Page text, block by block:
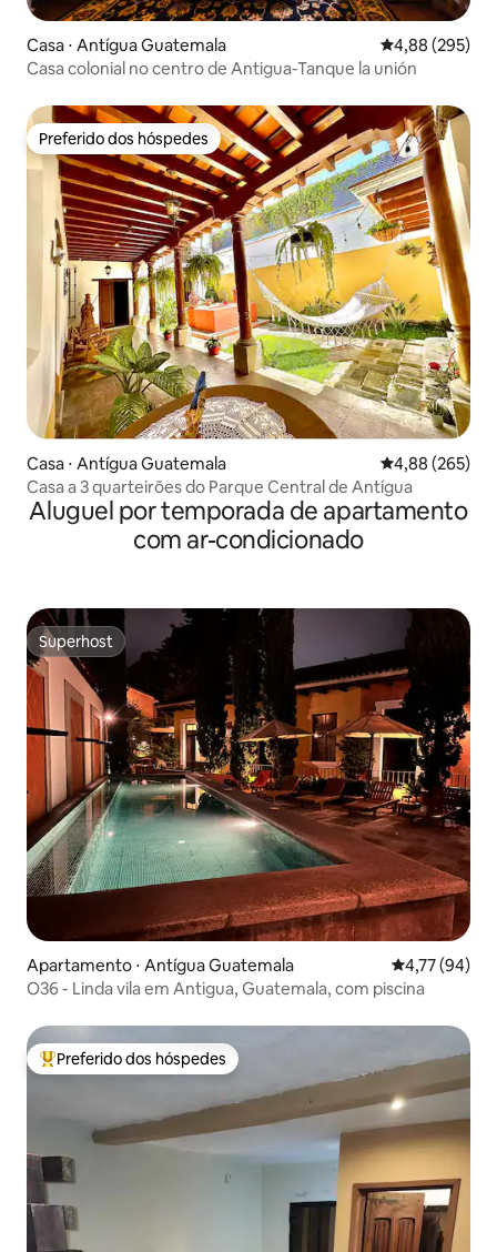
Casa ⋅ Antígua Guatemala 4,88 de uma
4,88 (295)
Casa colonial no centro de Antigua-Tanque la unión
Preferido dos hóspedes
Preferido dos hóspedes
Casa ⋅ Antígua Guatemala 4,88 de uma
4,88 (265)
Casa a 3 quarteirões do Parque Central de Antígua
Aluguel por temporada de apartamento
com ar-condicionado
Superhost
Superhost
Apartamento ⋅ Antígua Guatemala 4,77 de uma
4,77 (94)
O36 - Linda vila em Antigua, Guatemala, com piscina
Entre os melhores preferidos dos hóspedes
Preferido dos hóspedes